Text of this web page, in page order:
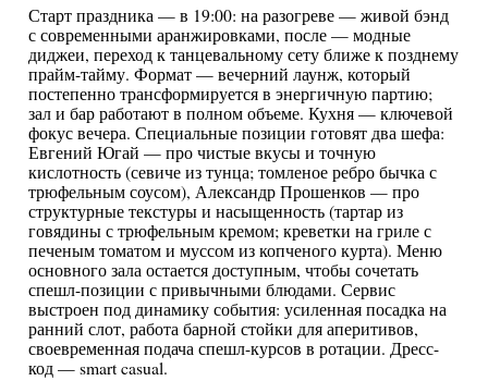
Старт праздника — в 19:00: на разогреве — живой бэнд
с современными аранжировками, после — модные
диджеи, переход к танцевальному сету ближе к позднему
прайм-тайму. Формат — вечерний лаунж, который
постепенно трансформируется в энергичную партию;
зал и бар работают в полном объеме. Кухня — ключевой
фокус вечера. Специальные позиции готовят два шефа:
Евгений Югай — про чистые вкусы и точную
кислотность (севиче из тунца; томленое ребро бычка с
трюфельным соусом), Александр Прошенков — про
структурные текстуры и насыщенность (тартар из
говядины с трюфельным кремом; креветки на гриле с
печеным томатом и муссом из копченого курта). Меню
основного зала остается доступным, чтобы сочетать
спешл-позиции с привычными блюдами. Сервис
выстроен под динамику события: усиленная посадка на
ранний слот, работа барной стойки для аперитивов,
своевременная подача спешл-курсов в ротации. Дресс-
код — smart casual.